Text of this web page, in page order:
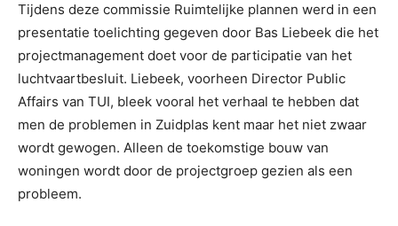
Tijdens deze commissie Ruimtelijke plannen werd in een
presentatie toelichting gegeven door Bas Liebeek die het
projectmanagement doet voor de participatie van het
luchtvaartbesluit. Liebeek, voorheen Director Public
Affairs van TUI, bleek vooral het verhaal te hebben dat
men de problemen in Zuidplas kent maar het niet zwaar
wordt gewogen. Alleen de toekomstige bouw van
woningen wordt door de projectgroep gezien als een
probleem.